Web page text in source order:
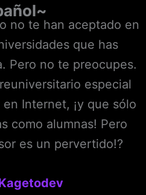
no te han aceptado en
que has
Pero no te preocupes.
especial
Internet, ¡y que sólo
como alumnas! Pero
es un pervertido!?